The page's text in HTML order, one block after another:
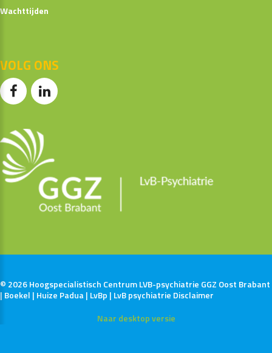
Wachttijden
VOLG ONS
© 2026Hoogspecialistisch Centrum LVB-psychiatrie GGZ Oost Brabant
| Boekel | Huize Padua | LvBp | LvB psychiatrie Disclaimer
Naar desktop versie